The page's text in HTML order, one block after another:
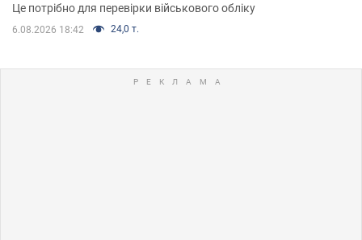
Це потрібно для перевірки військового обліку
6.08.2026 18:42 24,0 т.